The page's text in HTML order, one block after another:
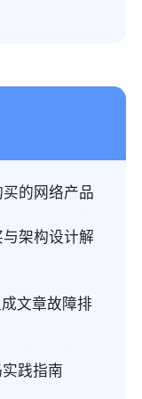
的网络产品
架构设计解
文章故障排
践指南